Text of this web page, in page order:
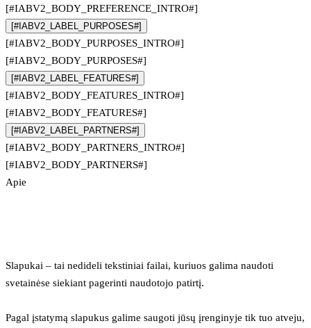
[#IABV2_BODY_PREFERENCE_INTRO#]
[#IABV2_LABEL_PURPOSES#]
[#IABV2_BODY_PURPOSES_INTRO#]
[#IABV2_BODY_PURPOSES#]
[#IABV2_LABEL_FEATURES#]
[#IABV2_BODY_FEATURES_INTRO#]
[#IABV2_BODY_FEATURES#]
[#IABV2_LABEL_PARTNERS#]
[#IABV2_BODY_PARTNERS_INTRO#]
[#IABV2_BODY_PARTNERS#]
Apie
Slapukai – tai nedideli tekstiniai failai, kuriuos galima naudoti
svetainėse siekiant pagerinti naudotojo patirtį.
Pagal įstatymą slapukus galime saugoti jūsų įrenginyje tik tuo atveju,